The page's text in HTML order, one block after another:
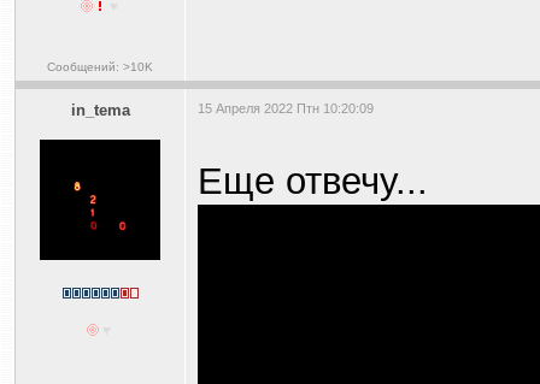
Сообщений: >10K
in_tema 15 Апреля 2022 Птн 10:20:09
Еще отвечу...